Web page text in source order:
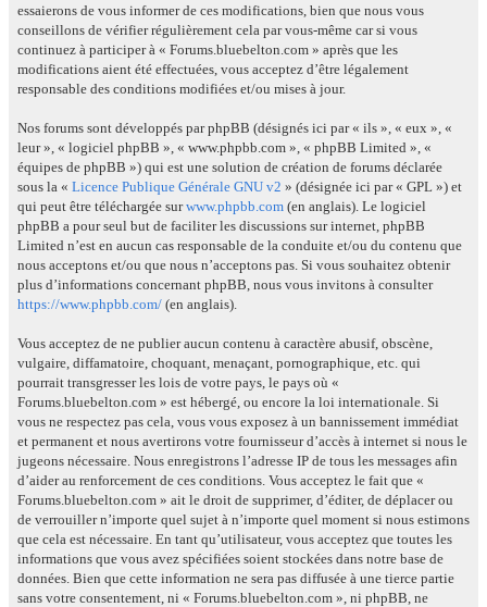
essaierons de vous informer de ces modifications, bien que nous vous
conseillons de vérifier régulièrement cela par vous-même car si vous
continuez à participer à « Forums.bluebelton.com » après que les
modifications aient été effectuées, vous acceptez d’être légalement
responsable des conditions modifiées et/ou mises à jour.
Nos forums sont développés par phpBB (désignés ici par « ils », « eux », «
leur », « logiciel phpBB », « www.phpbb.com », « phpBB Limited », «
équipes de phpBB ») qui est une solution de création de forums déclarée
sous la « Licence Publique Générale GNU v2 » (désignée ici par « GPL ») et
qui peut être téléchargée surwww.phpbb.com (en anglais). Le logiciel
phpBB a pour seul but de faciliter les discussions sur internet, phpBB
Limited n’est en aucun cas responsable de la conduite et/ou du contenu que
nous acceptons et/ou que nous n’acceptons pas. Si vous souhaitez obtenir
plus d’informations concernant phpBB, nous vous invitons à consulter
https://www.phpbb.com/ (en anglais).
Vous acceptez de ne publier aucun contenu à caractère abusif, obscène,
vulgaire, diffamatoire, choquant, menaçant, pornographique, etc. qui
pourrait transgresser les lois de votre pays, le pays où «
Forums.bluebelton.com » est hébergé, ou encore la loi internationale. Si
vous ne respectez pas cela, vous vous exposez à un bannissement immédiat
et permanent et nous avertirons votre fournisseur d’accès à internet si nous le
jugeons nécessaire. Nous enregistrons l’adresse IP de tous les messages afin
d’aider au renforcement de ces conditions. Vous acceptez le fait que «
Forums.bluebelton.com » ait le droit de supprimer, d’éditer, de déplacer ou
de verrouiller n’importe quel sujet à n’importe quel moment si nous estimons
que cela est nécessaire. En tant qu’utilisateur, vous acceptez que toutes les
informations que vous avez spécifiées soient stockées dans notre base de
données. Bien que cette information ne sera pas diffusée à une tierce partie
sans votre consentement, ni « Forums.bluebelton.com », ni phpBB, ne